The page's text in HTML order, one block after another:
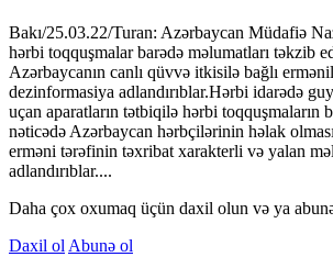
Bakı/25.03.22/Turan: Azərbaycan Müdafiə
hərbi toqquşmalar barədə məlumatları təkzib
Azərbaycanın canlı qüvvə itkisilə bağlı
dezinformasiya adlandırıblar.Hərbi idarədə
uçan aparatların tətbiqilə hərbi toqquşmaların
nəticədə Azərbaycan hərbçilərinin həlak
erməni tərəfinin təxribat xarakterli və yalan
adlandırıblar....
Daha çox oxumaq üçün daxil olun və ya
Daxil ol Abunə ol